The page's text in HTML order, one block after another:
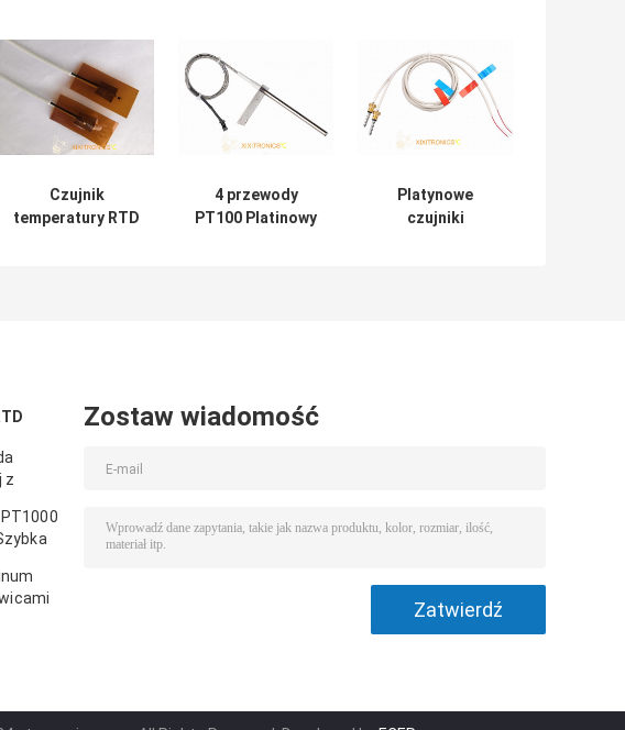
Czujnik
temperatury RTD
4 przewody
PT100 Platinowy
Platynowe
czujniki
z
Zostaw wiadomość